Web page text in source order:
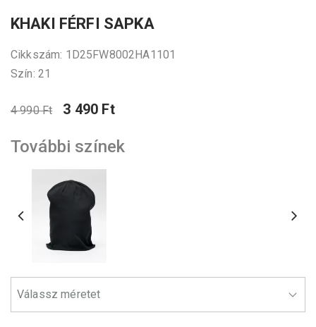
KHAKI FÉRFI SAPKA
Cikkszám: 1D25FW8002HA1101
Szín: 21
4 990 Ft 3 490 Ft
További színek